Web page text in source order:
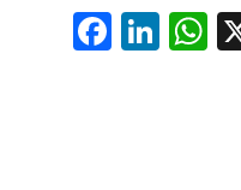
Fa
ce
Li
nk
W
ha